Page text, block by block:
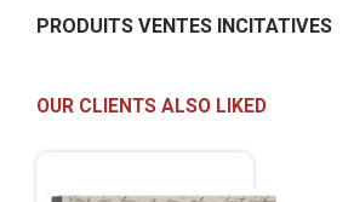
PRODUITS VENTES INCITATIVES
OUR CLIENTS ALSO LIKED